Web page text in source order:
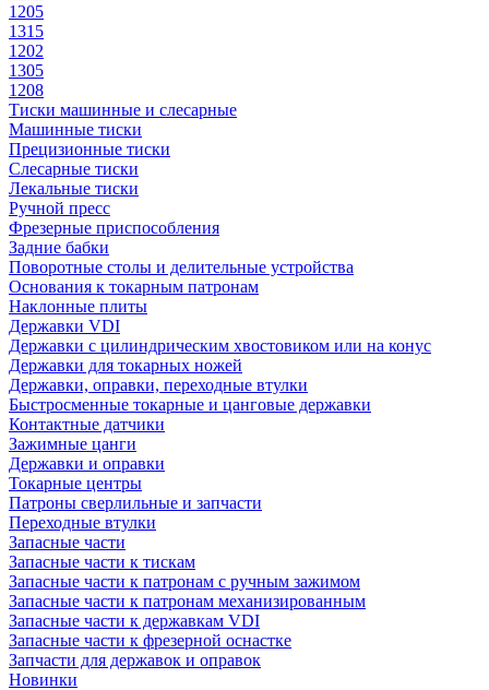
1205
1315
1202
1305
1208
Тиски машинные и слесарные
Машинные тиски
Прецизионные тиски
Слесарные тиски
Лекальные тиски
Ручной пресс
Фрезерные приспособления
Задние бабки
Поворотные столы и делительные устройства
Основания к токарным патронам
Наклонные плиты
Державки VDI
Державки с цилиндрическим хвостовиком или на конус
Державки для токарных ножей
Державки, оправки, переходные втулки
Быстросменные токарные и цанговые державки
Контактные датчики
Зажимные цанги
Державки и оправки
Токарные центры
Патроны сверлильные и запчасти
Переходные втулки
Запасные части
Запасные части к тискам
Запасные части к патронам с ручным зажимом
Запасные части к патронам механизированным
Запасные части к державкам VDI
Запасные части к фрезерной оснастке
Запчасти для державок и оправок
Новинки